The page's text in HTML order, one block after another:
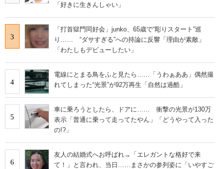
「好きに生きんしゃい」
3
「打首獄門同好会」junko、65歳で“彫りスタート”巡
り…… “ダサすぎる”への持論に反響「理由が素敵」
「わたしもデビューしたい」
4
電線にとまる鳥をふと見たら……「うわぁああ」偶然撮
れてしまった“光景”が92万再生「自然は過酷」
5
車に乗ろうとしたら、ドアに…… 衝撃の光景が130万
表示「普通に乗って走ってたやん」「どうやって入った
の!?」
6
友人の結婚式へお呼ばれ→「エレガントな格好で来
て！」と言われ、当日……まさかの参列姿に「いやすご